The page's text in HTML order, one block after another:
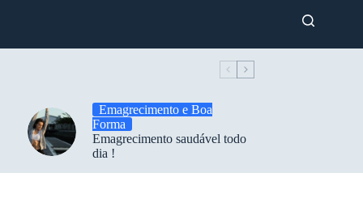
Emagrecimento e Boa
Forma
Emagrecimento saudável todo
dia !